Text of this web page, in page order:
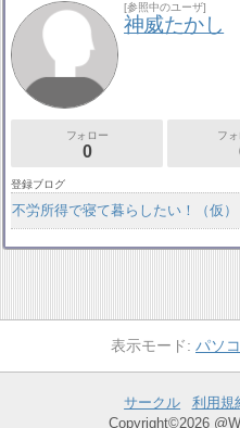
[参照中のユーザ]
神威たかし
フォロー
0
フ
登録ブログ
不労所得で寝て暮らしたい！（仮）
パソ
サークル 利用規
Copyright©2026